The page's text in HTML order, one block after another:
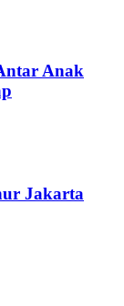
Anak
Jakarta